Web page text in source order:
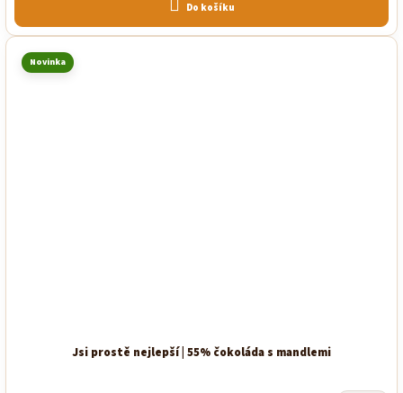
Do košíku
Novinka
Jsi prostě nejlepší | 55% čokoláda s mandlemi